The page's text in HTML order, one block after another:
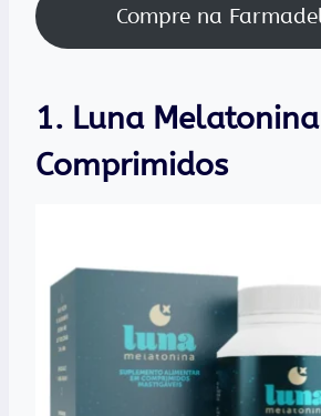
Compre na
1. Luna
Comprimidos